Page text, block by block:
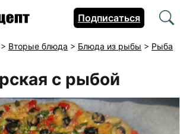
Подписаться
> Вторые блюда > Блюда из рыбы > Рыба
с рыбой